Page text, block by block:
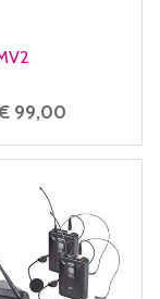
99,00